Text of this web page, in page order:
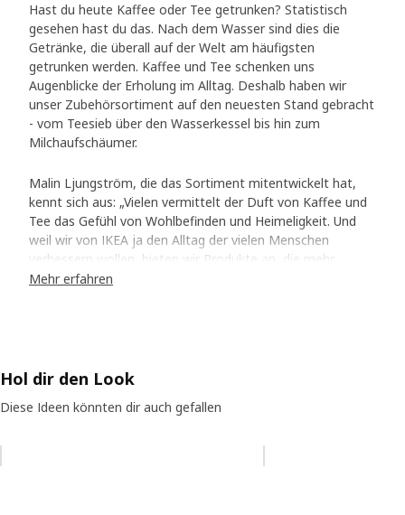
Hast du heute Kaffee oder Tee getrunken? Statistisch
gesehen hast du das. Nach dem Wasser sind dies die
Getränke, die überall auf der Welt am häufigsten
getrunken werden. Kaffee und Tee schenken uns
Augenblicke der Erholung im Alltag. Deshalb haben wir
unser Zubehörsortiment auf den neuesten Stand gebracht
- vom Teesieb über den Wasserkessel bis hin zum
Milchaufschäumer.
Malin Ljungström, die das Sortiment mitentwickelt hat,
kennt sich aus: „Vielen vermittelt der Duft von Kaffee und
Tee das Gefühl von Wohlbefinden und Heimeligkeit. Und
weil wir von IKEA ja den Alltag der vielen Menschen
verbessern wollen, bieten wir Produkte an, die mehr
Leuten solche Wohlfühlmomente zu Hause ermöglichen.“
für die Menschen absolut unentbehrlich sind. Sie haben mit
Experten gesprochen und Lebens-, Ess- und
entwickeln, die tatsächlich ewas bewirken. Also haben wir
Mehr erfahren
Hol dir den Look
Diese Ideen könnten dir auch gefallen